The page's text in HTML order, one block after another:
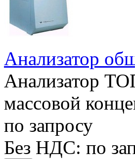
Анализатор
Анализатор
массовой
по запросу
Без НДС: по